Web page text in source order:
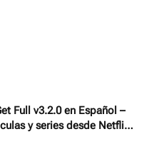
Full v3.2.0 en Español –
y series desde Netflix,